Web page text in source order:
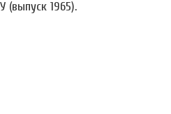
(выпуск 1965).